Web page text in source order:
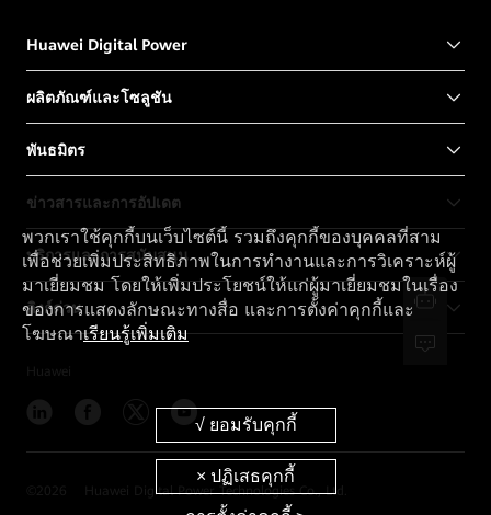
Huawei Digital Power
ผลิตภัณฑ์และโซลูชัน
พันธมิตร
ข่าวสารและการอัปเดต
บริการและการสนับสนุน
ลิงก์ด่วน
Huawei Digital Power Technologies Co., Ltd.
พวกเราใช้คุกกี้บนเว็บไซต์นี้ รวมถึงคุกกี้ของบุคคลที่สาม
เพื่อช่วยเพิ่มประสิทธิภาพในการทำงานและการวิเคราะห์ผู้
มาเยี่ยมชม โดยให้เพิ่มประโยชน์ให้แก่ผู้มาเยี่ยมชมในเรื่อง
ของการแสดงลักษณะทางสื่อ และการตั้งค่าคุกกี้และ
โฆษณาเรียนรู้เพิ่มเติม